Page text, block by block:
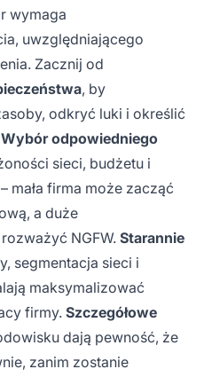
wymaga
uwzględniającego
Zacznij od
, by
odkryć luki i określić
Wybór odpowiedniego
sieci, budżetu i
mała firma może zacząć
a duże
NGFW.Starannie
segmentacja sieci i
maksymalizować
firmy. Szczegółowe
dają pewność, że
zanim zostanie